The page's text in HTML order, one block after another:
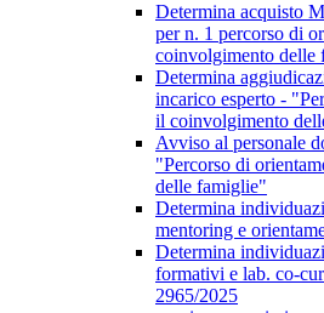
Determina acquisto
per n. 1 percorso di
coinvolgimento delle
Determina
incarico esperto -
il coinvolgimento
Avviso al personale
"Percorso di
delle famiglie"
Determina
mentoring e
Determina
formativi e lab. co-
2965/2025